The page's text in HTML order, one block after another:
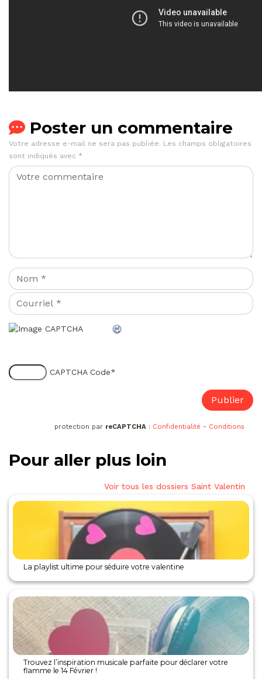
Poster un commentaire
Votre adresse e-mail ne sera pas publiée. Les champs obligatoires
sont indiqués avec *
CAPTCHA Code*
protection par reCAPTCHA : Confidentialité - Conditions
Pour aller plus loin
Voir tous les dossiers Saint Valentin
La playlist ultime pour séduire votre valentine
Trouvez l’inspiration musicale parfaite pour déclarer votre
flamme le 14 Février !